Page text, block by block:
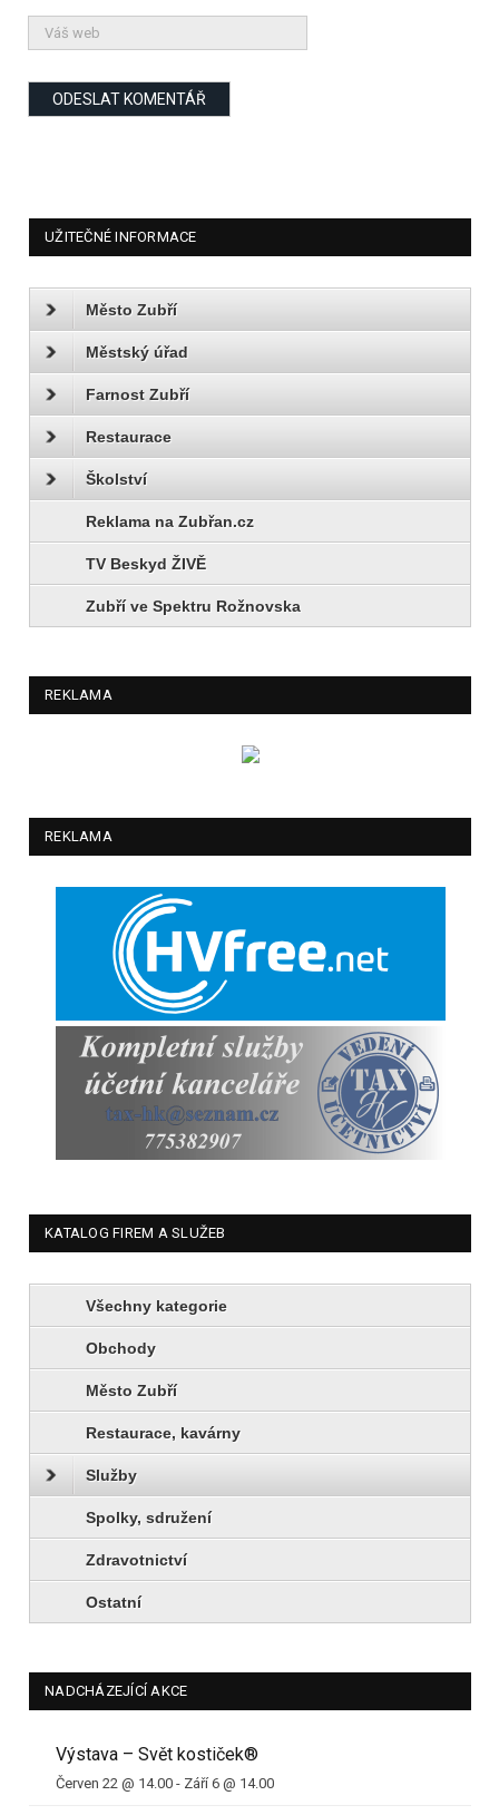
UŽITEČNÉ INFORMACE
Město Zubří
Městský úřad
Farnost Zubří
Restaurace
Školství
Reklama na Zubřan.cz
TV Beskyd ŽIVĚ
Zubří ve Spektru Rožnovska
REKLAMA
REKLAMA
KATALOG FIREM A SLUŽEB
Všechny kategorie
Obchody
Město Zubří
Restaurace, kavárny
Služby
Spolky, sdružení
Zdravotnictví
Ostatní
NADCHÁZEJÍCÍ AKCE
Výstava – Svět kostiček®
Červen 22 @ 14.00 - Září 6 @ 14.00